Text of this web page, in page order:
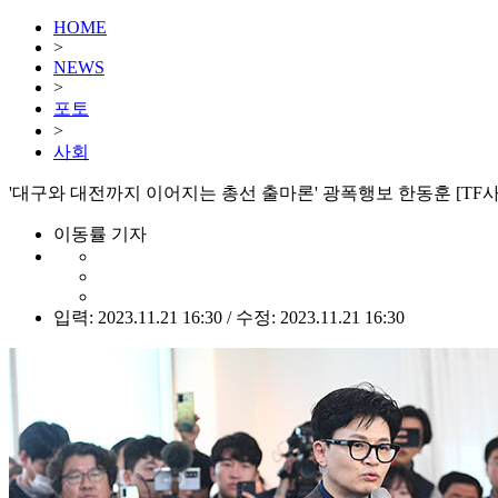
HOME
>
NEWS
>
포토
>
사회
'대구와 대전까지 이어지는 총선 출마론' 광폭행보 한동훈 [TF
이동률 기자
입력: 2023.11.21 16:30 / 수정: 2023.11.21 16:30